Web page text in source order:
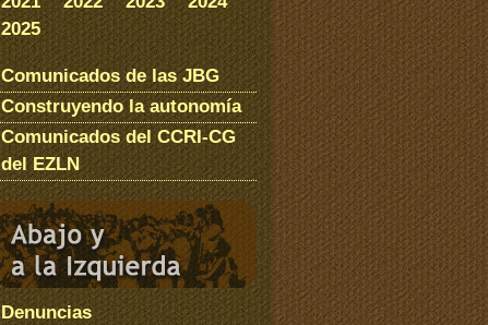
2025
Comunicados de las JBG
Construyendo la autonomía
Comunicados del CCRI-CG
del EZLN
Denuncias